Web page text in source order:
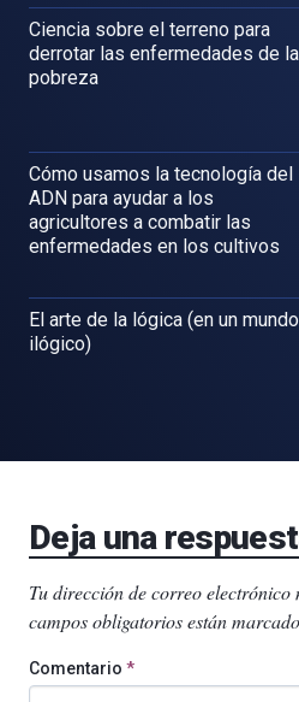
Ciencia sobre el terreno para
derrotar las enfermedades de la
pobreza
Cómo usamos la tecnología del
ADN para ayudar a los
agricultores a combatir las
enfermedades en los cultivos
El arte de la lógica (en un mundo
ilógico)
Deja una
Tu dirección de correo electrónico
campos obligatorios están
Comentario *